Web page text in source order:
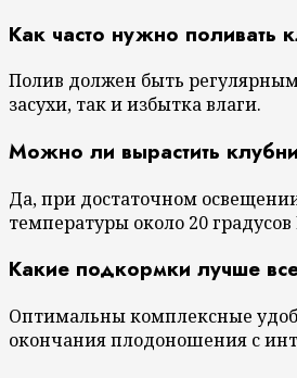
Как часто нужно поливать
Полив должен быть
засухи, так и избытка влаги.
Можно ли вырастить
Да, при достаточном
температуры около 20
Какие подкормки лучше
Оптимальны комплексные
окончания плодоношения с